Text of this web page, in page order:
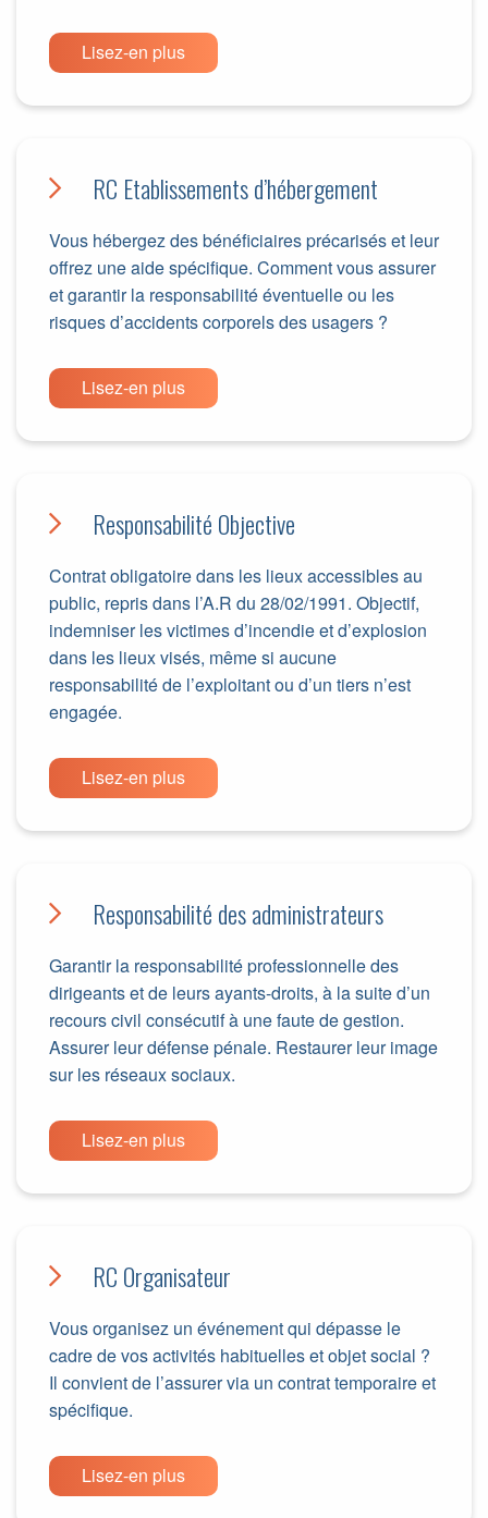
Lisez-en plus
RC Etablissements d’hébergement
Vous hébergez des bénéficiaires précarisés et leur
offrez une aide spécifique. Comment vous assurer
et garantir la responsabilité éventuelle ou les
risques d’accidents corporels des usagers ?
Lisez-en plus
Responsabilité Objective
Contrat obligatoire dans les lieux accessibles au
public, repris dans l’A.R du 28/02/1991. Objectif,
indemniser les victimes d’incendie et d’explosion
dans les lieux visés, même si aucune
responsabilité de l’exploitant ou d’un tiers n’est
engagée.
Lisez-en plus
Responsabilité des administrateurs
Garantir la responsabilité professionnelle des
dirigeants et de leurs ayants-droits, à la suite d’un
recours civil consécutif à une faute de gestion.
Assurer leur défense pénale. Restaurer leur image
sur les réseaux sociaux.
Lisez-en plus
RC Organisateur
Vous organisez un événement qui dépasse le
cadre de vos activités habituelles et objet social ?
Il convient de l’assurer via un contrat temporaire et
spécifique.
Lisez-en plus